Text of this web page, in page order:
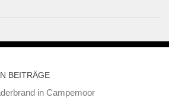
BEITRÄGE
in Campemoor